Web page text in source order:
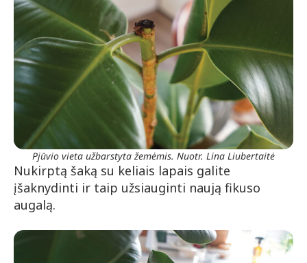
Pjūvio vieta užbarstyta žemėmis. Nuotr. Lina Liubertaitė
Nukirptą šaką su keliais lapais galite
įšaknydinti ir taip užsiauginti naują fikuso
augalą.